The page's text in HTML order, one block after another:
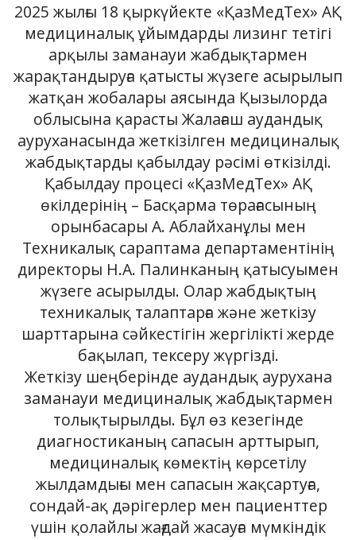
2025 жылғы 18 қыркүйекте «ҚазМедТех» АҚ
медициналық ұйымдарды лизинг тетігі
арқылы заманауи жабдықтармен
жарақтандыруға қатысты жүзеге асырылып
жатқан жобалары аясында Қызылорда
облысына қарасты Жалағаш аудандық
ауруханасында жеткізілген медициналық
жабдықтарды қабылдау рәсімі өткізілді.
Қабылдау процесі «ҚазМедТех» АҚ
өкілдерінің – Басқарма төрағасының
орынбасары А. Аблайханұлы мен
Техникалық сараптама департаментінің
директоры Н.А. Палинканың қатысуымен
жүзеге асырылды. Олар жабдықтың
техникалық талаптарға және жеткізу
шарттарына сәйкестігін жергілікті жерде
бақылап, тексеру жүргізді.
Жеткізу шеңберінде аудандық аурухана
заманауи медициналық жабдықтармен
толықтырылды. Бұл өз кезегінде
диагностиканың сапасын арттырып,
медициналық көмектің көрсетілу
жылдамдығы мен сапасын жақсартуға,
сондай-ақ дәрігерлер мен пациенттер
үшін қолайлы жағдай жасауға мүмкіндік